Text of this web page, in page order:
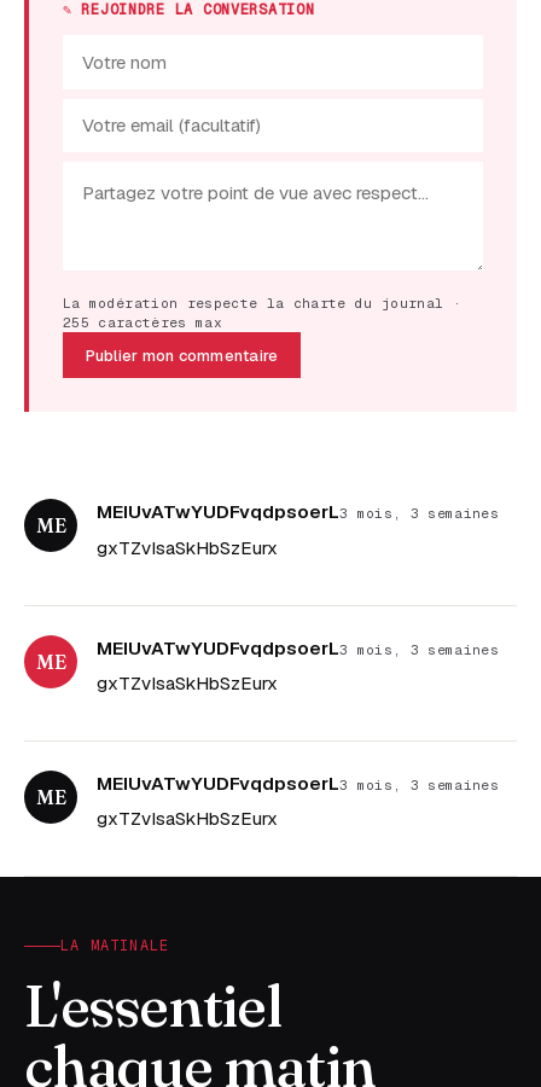
✎ REJOINDRE LA CONVERSATION
La modération respecte la charte du journal ·
255 caractères max
Publier mon commentaire
ME
MEIUvATwYUDFvqdpsoerL3 mois, 3 semaines
gxTZvIsaSkHbSzEurx
ME
MEIUvATwYUDFvqdpsoerL3 mois, 3 semaines
gxTZvIsaSkHbSzEurx
ME
MEIUvATwYUDFvqdpsoerL3 mois, 3 semaines
gxTZvIsaSkHbSzEurx
LA MATINALE
L'essentiel
chaque matin